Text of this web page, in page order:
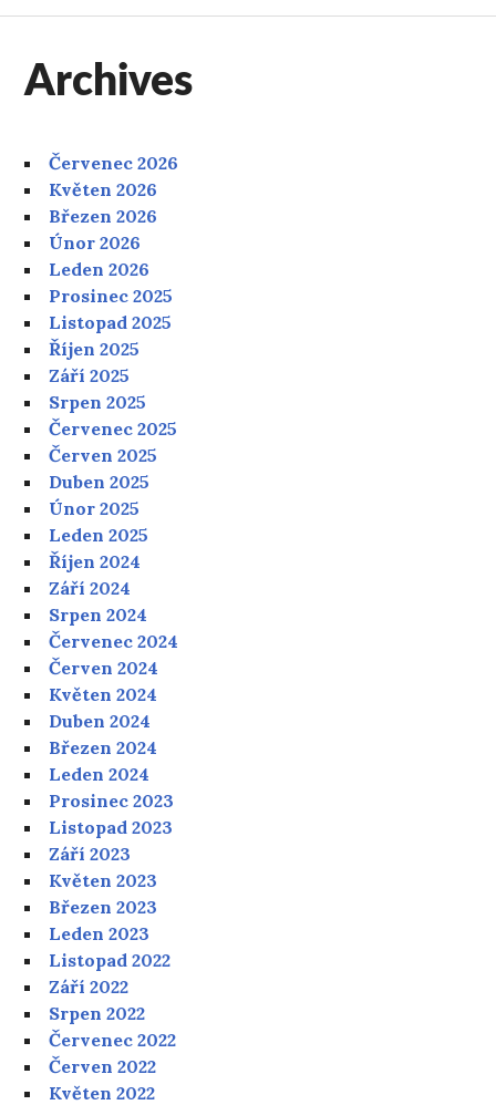
Archives
Červenec 2026
Květen 2026
Březen 2026
Únor 2026
Leden 2026
Prosinec 2025
Listopad 2025
Říjen 2025
Září 2025
Srpen 2025
Červenec 2025
Červen 2025
Duben 2025
Únor 2025
Leden 2025
Říjen 2024
Září 2024
Srpen 2024
Červenec 2024
Červen 2024
Květen 2024
Duben 2024
Březen 2024
Leden 2024
Prosinec 2023
Listopad 2023
Září 2023
Květen 2023
Březen 2023
Leden 2023
Listopad 2022
Září 2022
Srpen 2022
Červenec 2022
Červen 2022
Květen 2022